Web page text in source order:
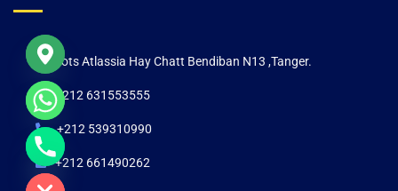
Lots Atlassia Hay Chatt Bendiban N13 ,Tanger.
+212 631553555
+212 539310990
+212 661490262
chaty